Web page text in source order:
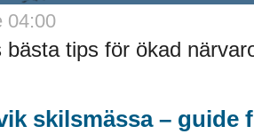
04:00
tips för ökad
skilsmässa – guide